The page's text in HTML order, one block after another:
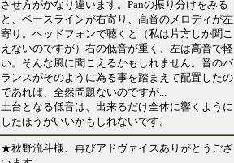
させ方がかなり違います。Panの振り分けをみる
と、ベースラインが右寄り、高音のメロディが左
寄り。ヘッドフォンで聴くと（私は片方しか聞こ
えないのですが）右の低音が重く、左は高音で軽
い。そんな風に聞こえるかもしれません。音のバ
ランスがそのように為る事を踏まえて配置したの
であれば、全然問題ないのですが...
土台となる低音は、出来るだけ全体に響くように
したほうがいいかもしれないです。
★秋野流斗様、再びアドヴァイスありがとうござ